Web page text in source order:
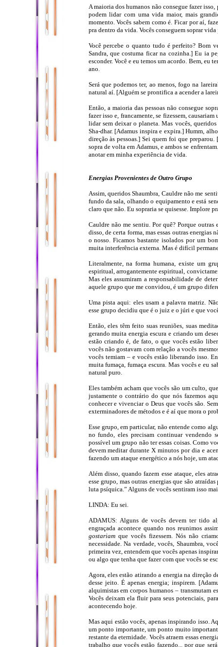
A maioria dos humanos não consegue fazer
podem lidar com uma vida maior, mais
momento. Vocês sabem como é. Ficar por aí,
pra dentro da vida. Vocês conseguem soprar
Você percebe o quanto tudo é perfeito? Bom
Sandra, que costuma ficar na cozinha.] Eu ia
esconder. Você e eu temos um acordo. Bem, eu
ano.
Será que podemos ter, ao menos, fogo na
natural aí. [Alguém se prontifica a acender a
Então, a maioria das pessoas não consegue
fazer isso e, francamente, se fizessem,
lidar sem deixar o planeta. Mas vocês,
Sha-dhar. [Adamus inspira e expira.] Humm,
direção às pessoas.] Sei quem foi que
sopra de volta em Adamus, e ambos se
anotar em minha experiência de vida.
Energias Provenientes de Outro Grupo
Assim, queridos Shaumbra, Cauldre não me
fundo da sala, olhando o equipamento e está
claro que não. Eu sopraria se quisesse. Implore
Cauldre não me sentiu. Por quê? Porque
disso, de certa forma, mas essas outras
o nosso. Ficamos bastante isolados por um
muita interferência externa. Mas é difícil
Literalmente, na forma humana, existe um
espiritual, arrogantemente espiritual,
Mas eles assumiram a responsabilidade de
aquele grupo que me convidou, é um grupo
Uma pista aqui: eles usam a palavra matriz.
esse grupo decidiu que é o juiz e o júri e que
Então, eles têm feito suas reuniões, suas
gerando muita energia escura e criando um
estão criando é, de fato, o que vocês estão
vocês não gostavam com relação a vocês
vocês temiam – e vocês estão liberando isso.
muita fumaça, fumaça escura. Mas vocês e eu
natural puro.
Eles também acham que vocês são um culto,
justamente o contrário do que nós fazemos
conhecer e vivenciar o Deus que vocês são.
exterminadores de métodos e é aí que mora o
Esse grupo, em particular, não entende como
no fundo, eles precisam continuar vendendo
possível um grupo não ter essas coisas. Como
devem meditar durante X minutos por dia e
fazendo um ataque energético a nós hoje, um
Além disso, quando fazem esse ataque, eles
esse grupo, mas outras energias que são
luta psíquica.” Alguns de vocês sentiram isso
LINDA: Eu sei.
ADAMUS: Alguns de vocês devem ter tido
engraçada acontece quando nos reunimos
gostariamque vocês fizessem. Nós não
necessidade. Na verdade, vocês, Shaumbra,
primeira vez, entendem que vocês apenas
ou algo que tenha que fazer com que vocês se
Agora, eles estão atirando a energia na direção
desse jeito. É apenas energia; inspirem.
alquimistas em corpos humanos – transmutam
Vocês deixam ela fluir para seus potenciais,
acontecendo hoje.
Mas aqui estão vocês, apenas inspirando isso.
um ponto importante, um ponto muito
restante da eternidade. Vocês atraem essas
trabalho que vocês estão fazendo... por que